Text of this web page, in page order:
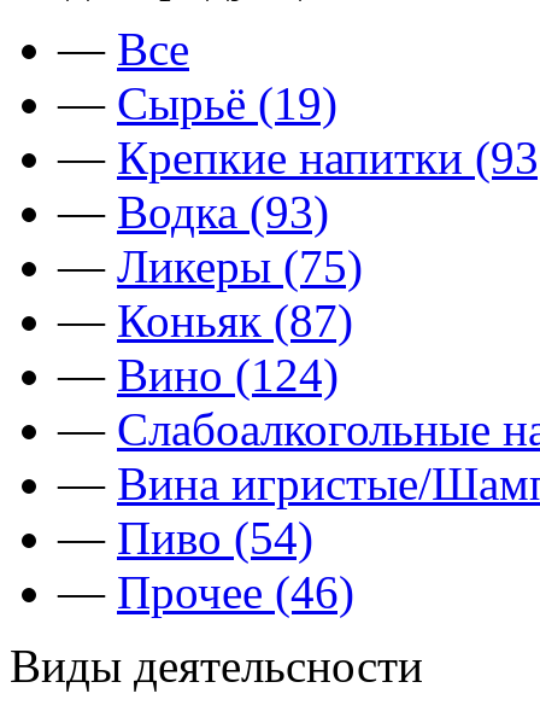
— Все
— Сырьё (19)
— Крепкие напитки
— Водка (93)
— Ликеры (75)
— Коньяк (87)
— Вино (124)
— Слабоалкогольные
— Вина игристые/
— Пиво (54)
— Прочее (46)
Виды деятельсности